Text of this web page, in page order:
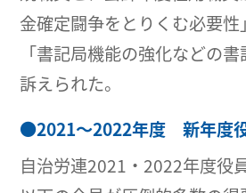
金確定闘争をとりくむ必要
「書記局機能の強化などの
訴えられた。
●2021～2022年度 新年度
自治労連2021・2022年度役